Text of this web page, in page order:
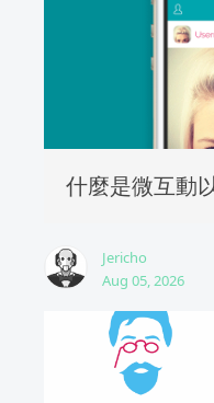
什麼是微互動
Jericho
Aug 05, 2026